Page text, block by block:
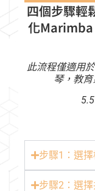
四個步驟輕
化Marimba
此流程僅適用
琴，教
步驟1：選
步驟2：選